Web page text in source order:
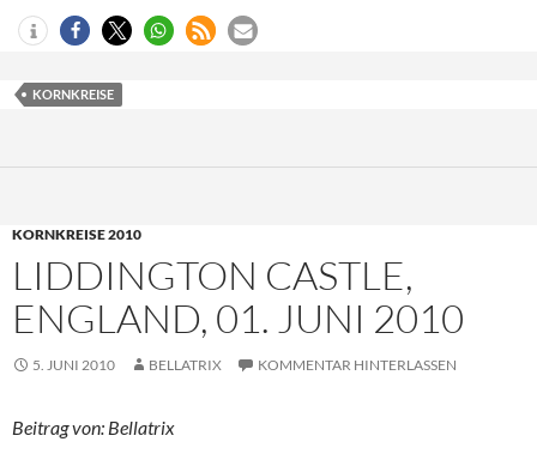
KORNKREISE
KORNKREISE 2010
LIDDINGTON CASTLE,
ENGLAND, 01. JUNI 2010
5. JUNI 2010 BELLATRIX KOMMENTAR HINTERLASSEN
Beitrag von: Bellatrix